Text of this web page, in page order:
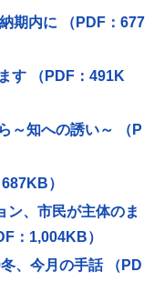
期内に （PDF：677
す （PDF：491K
～知への誘い～ （P
）
、市民が主体のま
：1,004KB）
、今月の手話 （PD